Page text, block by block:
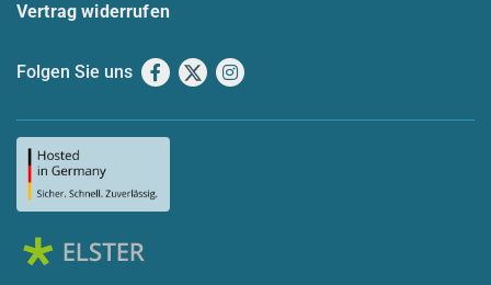
Vertrag widerrufen
Folgen Sie uns Facebook
X Instagram